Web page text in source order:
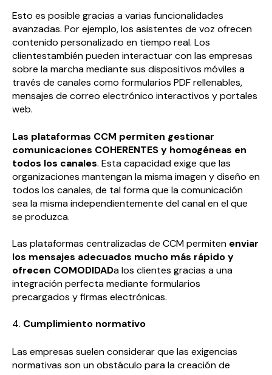
Esto es posible gracias a varias funcionalidades
avanzadas. Por ejemplo, los asistentes de voz ofrecen
contenido personalizado en tiempo real. Los
clientestambién pueden interactuar con las empresas
sobre la marcha mediante sus dispositivos móviles a
través de canales como formularios PDF rellenables,
mensajes de correo electrónico interactivos y portales
web.
Las plataformas CCM permiten gestionar
comunicaciones COHERENTES y homogéneas en
todos los canales. Esta capacidad exige que las
organizaciones mantengan la misma imagen y diseño en
todos los canales, de tal forma que la comunicación
sea la misma independientemente del canal en el que
se produzca.
Las plataformas centralizadas de CCM permiten enviar
los mensajes adecuados mucho más rápido y
ofrecen COMODIDADa los clientes gracias a una
integración perfecta mediante formularios
precargados y firmas electrónicas.
Cumplimiento normativo
Las empresas suelen considerar que las exigencias
normativas son un obstáculo para la creación de